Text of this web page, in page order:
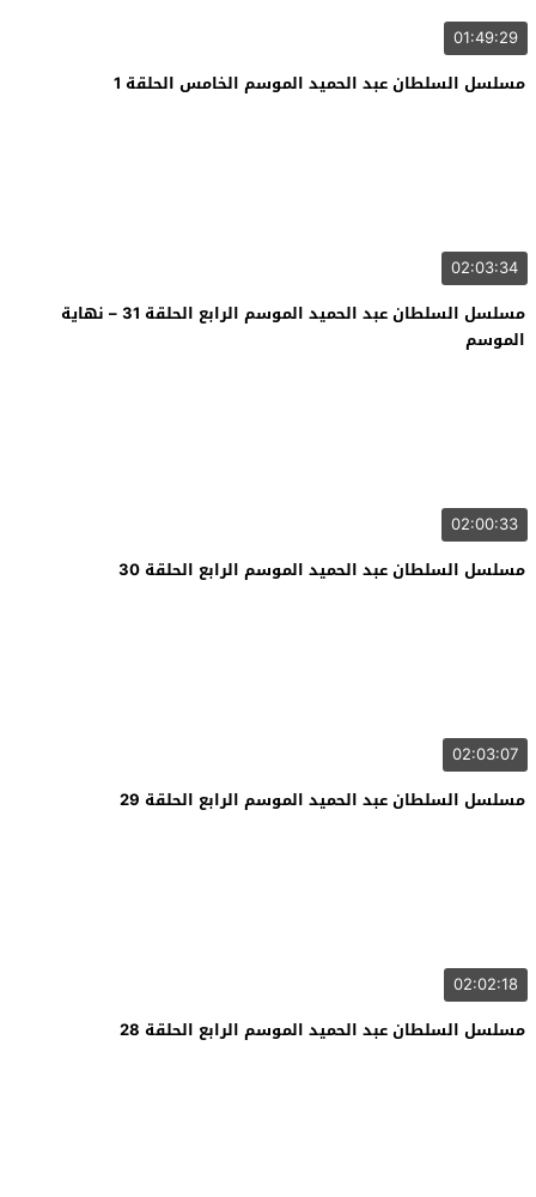
01:49:29
مسلسل السلطان عبد الحميد الموسم الخامس الحلقة 1
02:03:34
مسلسل السلطان عبد الحميد الموسم الرابع الحلقة 31 – نهاية
الموسم
02:00:33
مسلسل السلطان عبد الحميد الموسم الرابع الحلقة 30
02:03:07
مسلسل السلطان عبد الحميد الموسم الرابع الحلقة 29
02:02:18
مسلسل السلطان عبد الحميد الموسم الرابع الحلقة 28